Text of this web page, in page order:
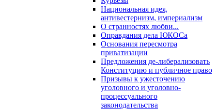
Национальная идея,
антивестернизм, империализм
О странностях любви...
Оправдания дела ЮКОСа
Основания пересмотра
приватизации
Предложения де-либерализовать
Конституцию и публичное право
Призывы к ужесточению
уголовного и уголовно-
процессуального
законодательства